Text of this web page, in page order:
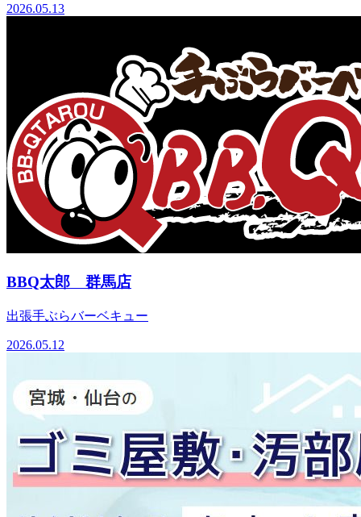
2026.05.13
BBQ太郎 群馬店
出張手ぶらバーベキュー
2026.05.12